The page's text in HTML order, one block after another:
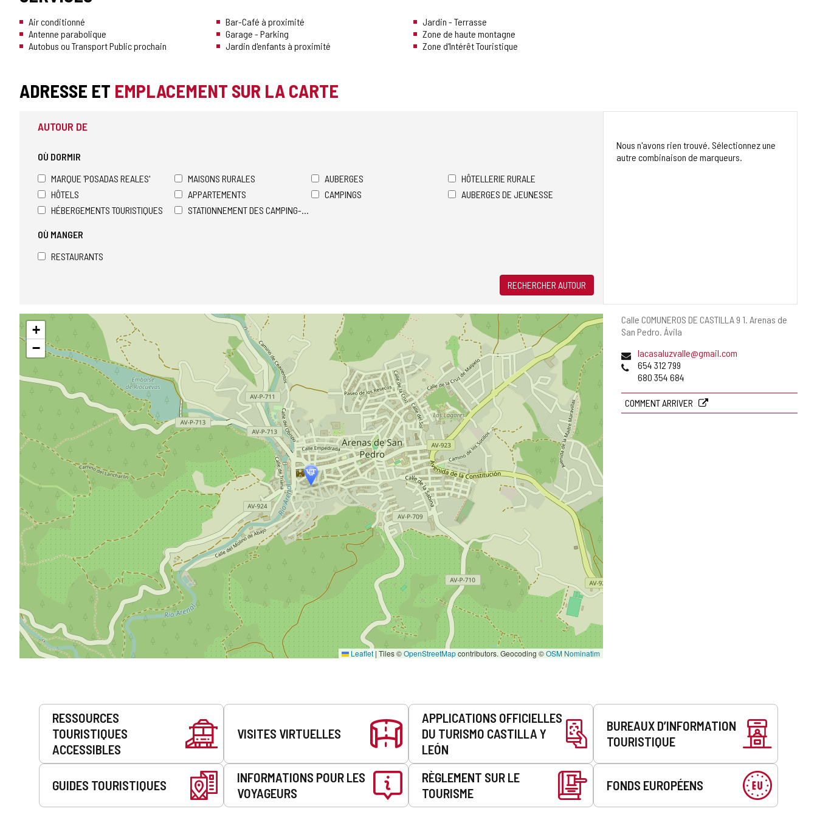
Air conditionné
Antenne parabolique
Autobus ou Transport Public prochain
Bar-Café à proximité
Garage - Parking
Jardin d'enfants à proximité
Jardin - Terrasse
Zone de haute montagne
Zone d'Intérêt Touristique
ADRESSE ET EMPLACEMENT SUR LA CARTE
Adresse
postale
Calle COMUNEROS DE CASTILLA 9 1. Arenas de
San Pedro. Ávila
Adresse
de
courrier
lacasaluzvalle@gmail.com
Téléphones
654 312 799
680 354 684
COMMENT ARRIVER
AUTOUR DE
OÙ DORMIR
MARQUE 'POSADAS REALES'
MAISONS RURALES AUBERGES
HÔTELLERIE RURALE
HÔTELS
APPARTEMENTS CAMPINGS
AUBERGES DE JEUNESSE
HÉBERGEMENTS TOURISTIQUES
STATIONNEMENT DES CAMPING-CARS
OÙ MANGER
RESTAURANTS
RECHERCHER AUTOUR
Nous n'avons rien trouvé. Sélectionnez une
autre combinaison de marqueurs.
Sauter
carte
+
−
Leaflet | Tiles ©OpenStreetMapcontributors. Geocoding ©OSM Nominatim
Prestations
RESSOURCES
TOURISTIQUES
ACCESSIBLES
VISITES VIRTUELLES
APPLICATIONS OFFICIELLES
DU TURISMO CASTILLA Y
LEÓN
BUREAUX D’INFORMATION
TOURISTIQUE
GUIDES TOURISTIQUES
INFORMATIONS POUR LES
VOYAGEURS
RÈGLEMENT SUR LE
TOURISME
FONDS EUROPÉENS